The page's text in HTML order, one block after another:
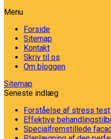
Menu
Forside
Sitemap
Kontakt
Skriv til os
Om bloggen
Sitemap
Seneste indlæg
Forståelse af stress
Effektive
Specialfremstillede